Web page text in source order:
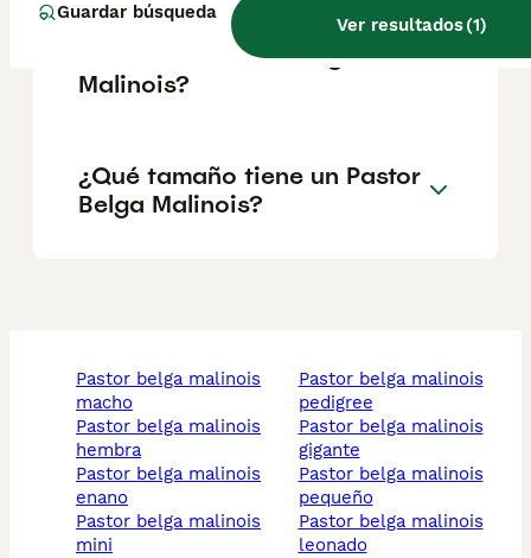
Guardar búsqueda
Ver resultados(1)
¿Cuál es la esperanza de
vida de un Pastor Belga
Malinois?
¿Qué tamaño tiene un Pastor
Belga Malinois?
pastor belga malinois
macho
pastor belga malinois
hembra
pastor belga malinois
enano
pastor belga malinois
mini
pastor belga malinois
pedigree
pastor belga malinois
gigante
pastor belga malinois
pequeño
pastor belga malinois
leonado